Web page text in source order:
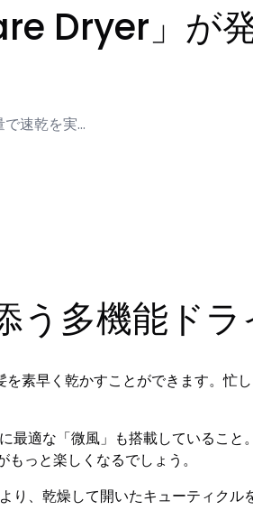
Dryer」が
速乾を実…
う多機能ドラ
素早く乾かすことができます。忙
適な「微風」も搭載していること
っと楽しくなるでしょう。
、乾燥して開いたキューティクル